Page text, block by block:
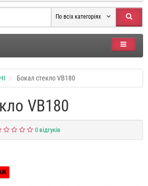
По всіх категоріях
Бокал стекло VB180
VB180
0 відгуків